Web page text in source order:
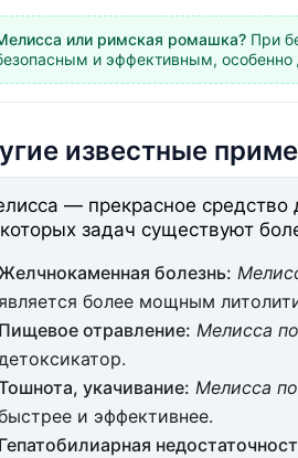
или римская ромашка?При
и эффективным, особенно
известные
— прекрасное средство
задач существуют
болезнь:
более мощным
отравление: Мелисса
укачивание: Мелисса
и эффективнее.